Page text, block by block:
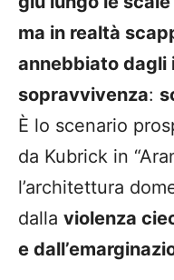
ma in realtà
annebbiato dagli
sopravvivenza:
È lo scenario
da Kubrick in
l’architettura
dalla violenza
e